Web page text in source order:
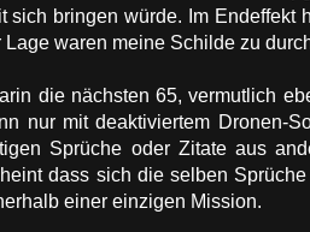
bringen würde. Im
waren meine Schilde zu
die nächsten 65, vermutlich
nur mit deaktiviertem Dronen-
Sprüche oder Zitate aus
dass sich die selben
einer einzigen Mission.